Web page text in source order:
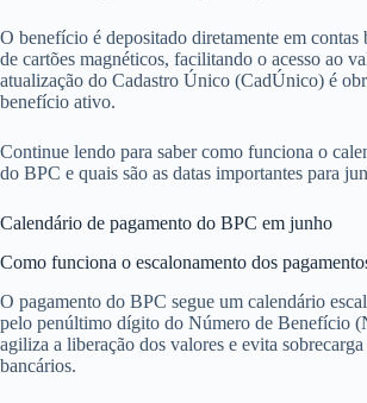
O benefício é depositado diretamente em contas
de cartões magnéticos, facilitando o acesso ao
atualização do Cadastro Único (CadÚnico) é
benefício ativo.
Continue lendo para saber como funciona o
do BPC e quais são as datas importantes para
Calendário de pagamento do BPC em junho
Como funciona o escalonamento dos
O pagamento do BPC segue um calendário
pelo penúltimo dígito do Número de Benefício
agiliza a liberação dos valores e evita sobrecarga
bancários.